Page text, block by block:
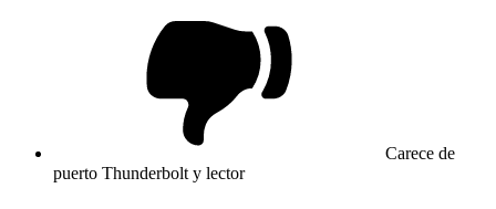
Carece de
puerto Thunderbolt y lector